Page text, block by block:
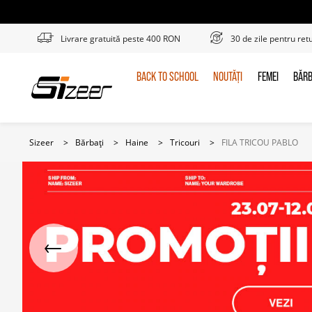
Livrare gratuită peste 400 RON 30 de zile pentru
BACK
BACK TO SCHOOL NOUTĂȚI
NOUTĂȚI FEMEI
FEMEI
Sizeer > Bărbați > Haine > Tricouri > FILA TRICOU PABLO